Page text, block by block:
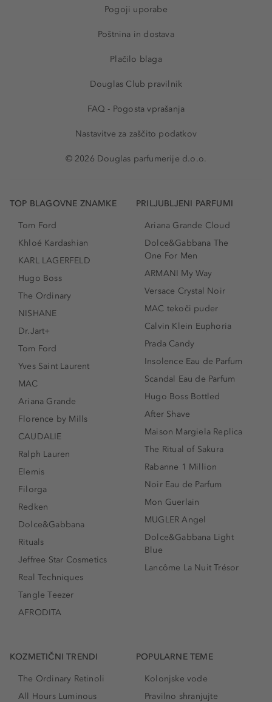
Pogoji uporabe
Poštnina in dostava
Plačilo blaga
Douglas Club pravilnik
FAQ - Pogosta vprašanja
Nastavitve za zaščito podatkov
© 2026 Douglas parfumerije d.o.o.
TOP BLAGOVNE ZNAMKE
Tom Ford
Khloé Kardashian
KARL LAGERFELD
Hugo Boss
The Ordinary
NISHANE
Dr.Jart+
Tom Ford
Yves Saint Laurent
MAC
Ariana Grande
Florence by Mills
CAUDALIE
Ralph Lauren
Elemis
Filorga
Redken
Dolce&Gabbana
Rituals
Jeffree Star Cosmetics
Real Techniques
Tangle Teezer
AFRODITA
PRILJUBLJENI PARFUMI
Ariana Grande Cloud
Dolce&Gabbana The
One For Men
ARMANI My Way
Versace Crystal Noir
MAC tekoči puder
Calvin Klein Euphoria
Prada Candy
Insolence Eau de Parfum
Scandal Eau de Parfum
Hugo Boss Bottled
After Shave
Maison Margiela Replica
The Ritual of Sakura
Rabanne 1 Million
Noir Eau de Parfum
Mon Guerlain
MUGLER Angel
Dolce&Gabbana Light
Blue
Lancôme La Nuit Trésor
KOZMETIČNI TRENDI
The Ordinary Retinoli
All Hours Luminous
POPULARNE TEME
Kolonjske vode
Pravilno shranjujte